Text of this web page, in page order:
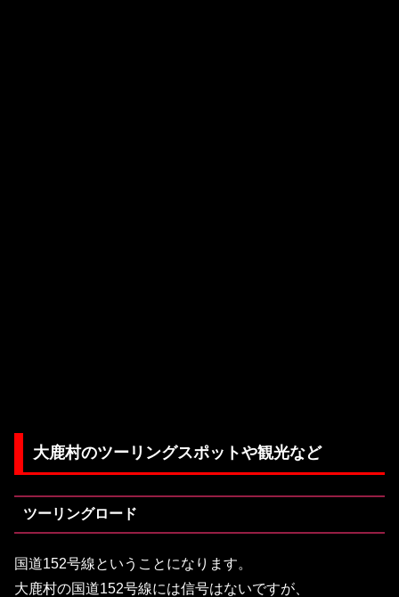
大鹿村のツーリングスポットや観光など
ツーリングロード
国道152号線ということになります。
大鹿村の国道152号線には信号はないですが、